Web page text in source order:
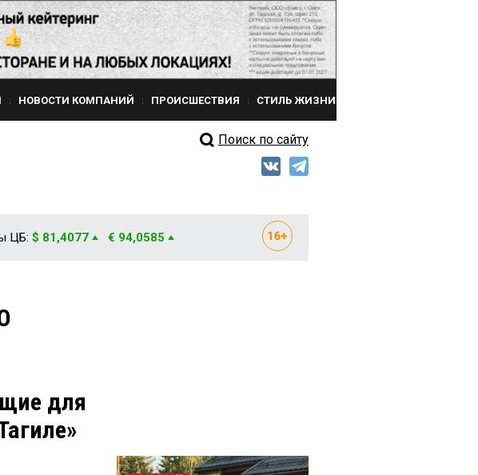
НОВОСТИ КОМПАНИЙ ПРОИСШЕСТВИЯ СТИЛЬ ЖИЗНИ
Поиск по сайту
ЦБ: $ 81,4077 € 94,0585
для